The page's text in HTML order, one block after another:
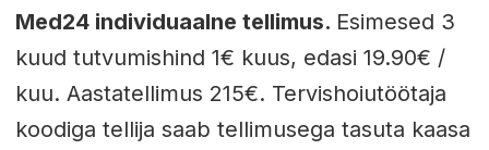
Med24 individuaalne tellimus. Esimesed 3
kuud tutvumishind 1€ kuus, edasi 19.90€ /
kuu. Aastatellimus 215€. Tervishoiutöötaja
koodiga tellija saab tellimusega tasuta kaasa